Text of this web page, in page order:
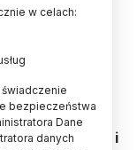
i
o naprawie
innych
są wobec
inaczej niż
recepty na to,
siebie życzliwi i
w celach:
bezpieczeństwa
Dane
danych